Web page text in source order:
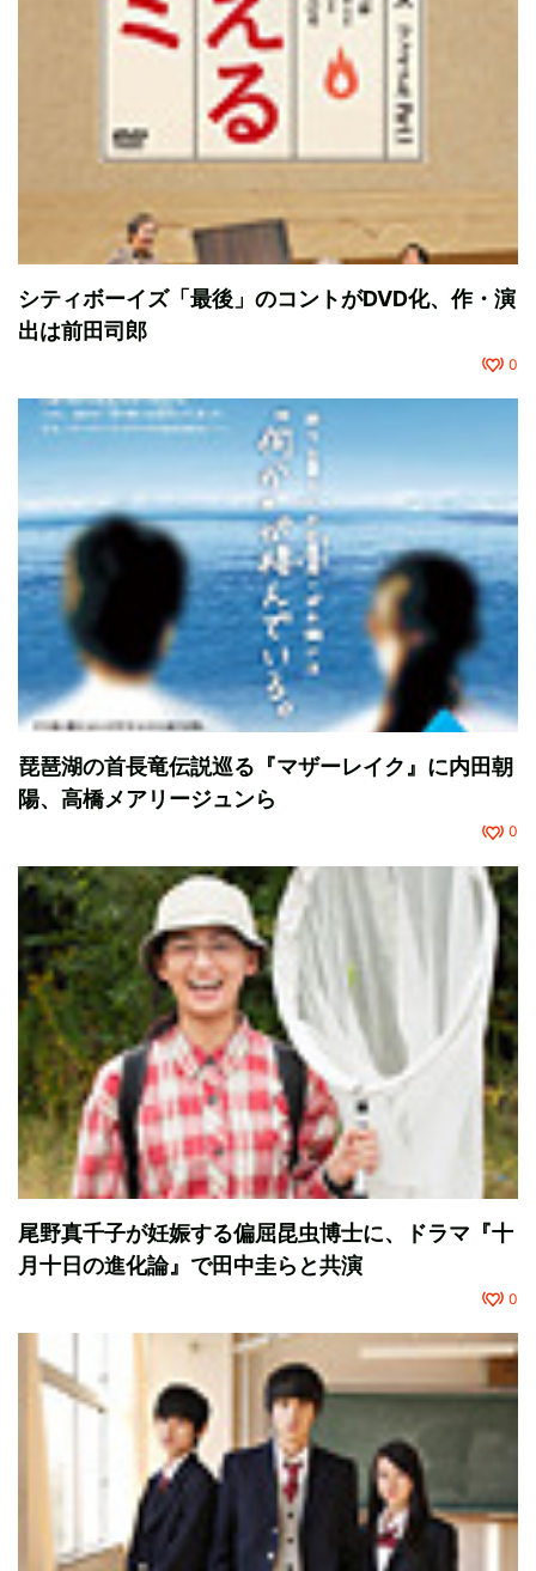
​シティボーイズ「最後」のコントがDVD化、作・演
出は前田司郎
0
琵琶湖の首長竜伝説巡る『マザーレイク』に内田朝
陽、高橋メアリージュンら
0
尾野真千子が妊娠する偏屈昆虫博士に、ドラマ『十
月十日の進化論』で田中圭らと共演
0